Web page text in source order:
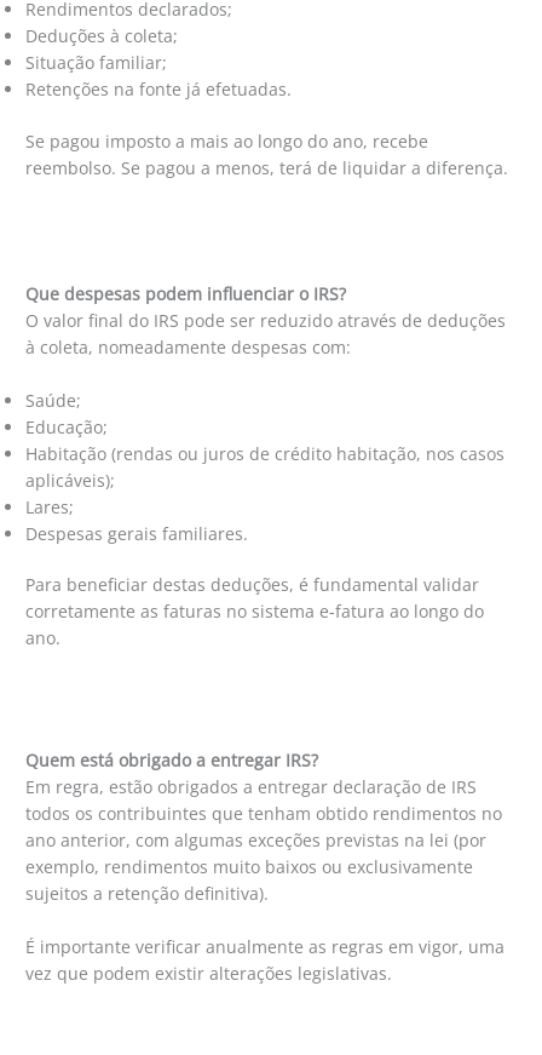
Rendimentos declarados;
Deduções à coleta;
Situação familiar;
Retenções na fonte já efetuadas.
Se pagou imposto a mais ao longo do ano, recebe
reembolso. Se pagou a menos, terá de liquidar a diferença.
Que despesas podem influenciar o IRS?
O valor final do IRS pode ser reduzido através de deduções
à coleta, nomeadamente despesas com:
Saúde;
Educação;
Habitação (rendas ou juros de crédito habitação, nos casos
aplicáveis);
Lares;
Despesas gerais familiares.
Para beneficiar destas deduções, é fundamental validar
corretamente as faturas no sistema e-fatura ao longo do
ano.
Quem está obrigado a entregar IRS?
Em regra, estão obrigados a entregar declaração de IRS
todos os contribuintes que tenham obtido rendimentos no
ano anterior, com algumas exceções previstas na lei (por
exemplo, rendimentos muito baixos ou exclusivamente
sujeitos a retenção definitiva).
É importante verificar anualmente as regras em vigor, uma
vez que podem existir alterações legislativas.